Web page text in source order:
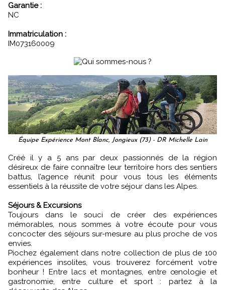
Garantie :
NC
Immatriculation :
IM073160009
Équipe Expérience Mont Blanc, Jongieux (73) - DR Michelle Lain
Créé il y a 5 ans par deux passionnés de la région
désireux de faire connaître leur territoire hors des sentiers
battus, l’agence réunit pour vous tous les éléments
essentiels à la réussite de votre séjour dans les Alpes.
Séjours & Excursions
Toujours dans le souci de créer des expériences
mémorables, nous sommes à votre écoute pour vous
concocter des séjours sur-mesure au plus proche de vos
envies.
Piochez également dans notre collection de plus de 100
expériences insolites, vous trouverez forcément votre
bonheur ! Entre lacs et montagnes, entre œnologie et
gastronomie, entre culture et sport : partez à la